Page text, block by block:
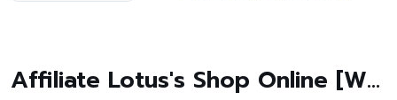
Affiliate Lotus's Shop Online [WEB]